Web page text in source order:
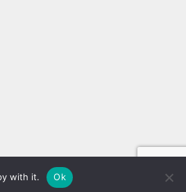
|Prijava
with it. Ok